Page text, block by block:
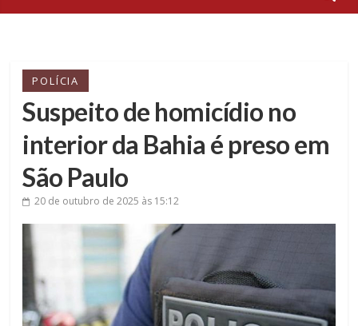
POLÍCIA
Suspeito de homicídio no
interior da Bahia é preso em
São Paulo
20 de outubro de 2025 às 15:12